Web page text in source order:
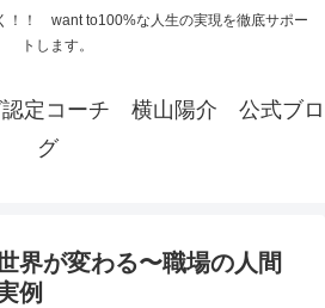
！！ want to100%な人生の実現を徹底サポー
トします。
認定コーチ 横山陽介 公式ブロ
グ
界が変わる〜職場の人間
例